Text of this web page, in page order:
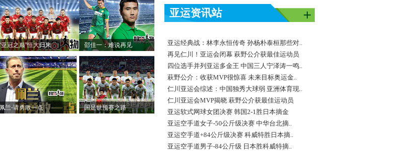
亚冠之巅”恒大归来 邵佳一：难说再见
兰-请勇敢一点 国足世预赛之路
亚运资讯站
亚运经典战：林李永恒传奇 孙杨朴泰桓那些对..
再见仁川！亚运会闭幕 萩野公介获最佳运动员
四位选手并列亚运多金王 中国三人宁泽涛一鸣..
萩野公介：收获MVP很惊喜 未来目标奥运金..
仁川亚运会综述：中国独秀大球弱 亚洲体育现..
仁川亚运会MVP揭晓 萩野公介获最佳运动员
亚运软式网球女团决赛 韩国2-1胜日本摘金
亚运空手道女子-50公斤级决赛 中华台北摘..
亚运空手道+84公斤级决赛 科威特胜日本摘..
亚运空手道男子-84公斤级 日本胜科威特摘..